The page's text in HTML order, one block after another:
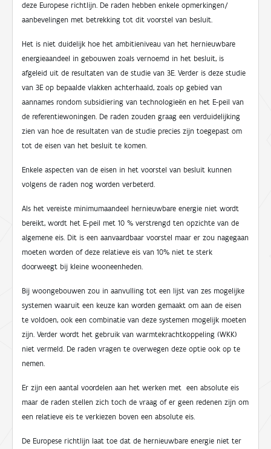
deze Europese richtlijn. De raden hebben enkele opmerkingen/
aanbevelingen met betrekking tot dit voorstel van besluit.
Het is niet duidelijk hoe het ambitieniveau van het hernieuwbare
energieaandeel in gebouwen zoals vernoemd in het besluit, is
afgeleid uit de resultaten van de studie van 3E. Verder is deze studie
van 3E op bepaalde vlakken achterhaald, zoals op gebied van
aannames rondom subsidiering van technologieën en het E-peil van
de referentiewoningen. De raden zouden graag een verduidelijking
zien van hoe de resultaten van de studie precies zijn toegepast om
tot de eisen van het besluit te komen.
Enkele aspecten van de eisen in het voorstel van besluit kunnen
volgens de raden nog worden verbeterd.
Als het vereiste minimumaandeel hernieuwbare energie niet wordt
bereikt, wordt het E-peil met 10 % verstrengd ten opzichte van de
algemene eis. Dit is een aanvaardbaar voorstel maar er zou nagegaan
moeten worden of deze relatieve eis van 10% niet te sterk
doorweegt bij kleine wooneenheden.
Bij woongebouwen zou in aanvulling tot een lijst van zes mogelijke
systemen waaruit een keuze kan worden gemaakt om aan de eisen
te voldoen, ook een combinatie van deze systemen mogelijk moeten
zijn. Verder wordt het gebruik van warmtekrachtkoppeling (WKK)
niet vermeld. De raden vragen te overwegen deze optie ook op te
nemen.
Er zijn een aantal voordelen aan het werken met een absolute eis
maar de raden stellen zich toch de vraag of er geen redenen zijn om
een relatieve eis te verkiezen boven een absolute eis.
De Europese richtlijn laat toe dat de hernieuwbare energie niet ter